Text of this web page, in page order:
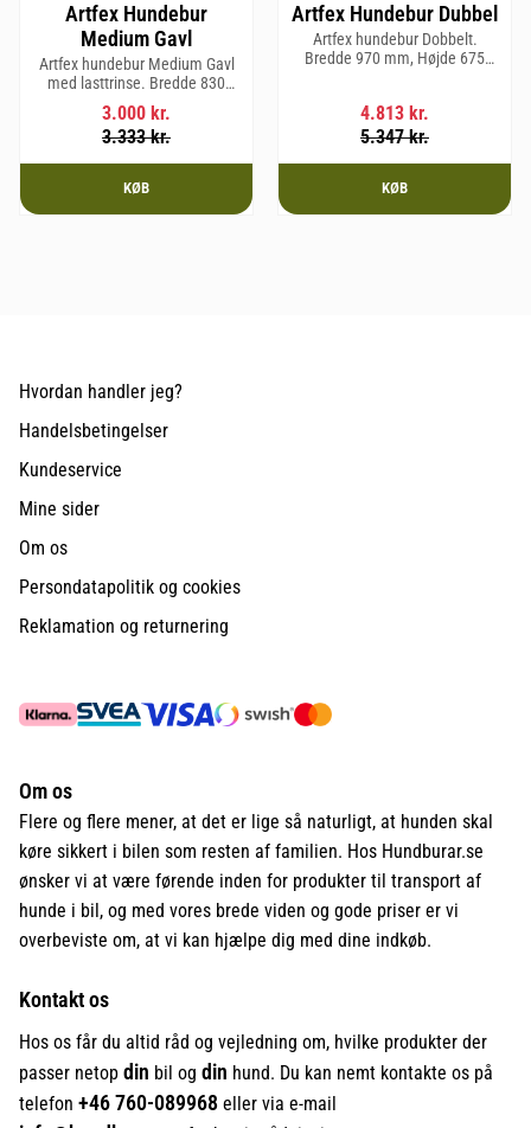
Artfex Hundebur
Medium Gavl
Artfex hundebur Medium Gavl
med lasttrinse. Bredde 830
mm, Højde 675 mm, Dybde 495
mm og vægt 20,1 kg.
3.000 kr.
3.333kr.
KØB
Artfex Hundebur Dubbel
Artfex hundebur Dobbelt.
Bredde 970 mm, Højde 675
4.813 kr.
5.347kr.
KØB
Hvordan handler jeg?
Handelsbetingelser
Kundeservice
Mine sider
Om os
Persondatapolitik og cookies
Reklamation og returnering
Om os
Flere og flere mener, at det er lige så naturligt, at hunden skal
køre sikkert i bilen som resten af familien. Hos Hundburar.se
ønsker vi at være førende inden for produkter til transport af
hunde i bil, og med vores brede viden og gode priser er vi
overbeviste om, at vi kan hjælpe dig med dine indkøb.
Kontakt os
Hos os får du altid råd og vejledning om, hvilke produkter der
passer netop din bil og din hund. Du kan nemt kontakte os på
telefon +46760-089968 eller via e-mail